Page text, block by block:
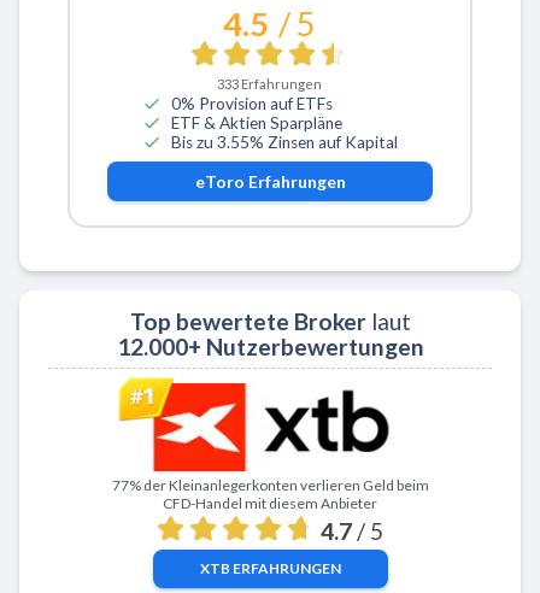
4.5 / 5
333 Erfahrungen
0% Provision auf ETFs
ETF & Aktien Sparpläne
Bis zu 3.55% Zinsen auf Kapital
eToro Erfahrungen
Top bewertete Brokerlaut
12.000+ Nutzerbewertungen
Zu XTB
77% der Kleinanlegerkonten verlieren Geld beim
CFD-Handel mit diesem Anbieter
4.7 / 5
XTB ERFAHRUNGEN